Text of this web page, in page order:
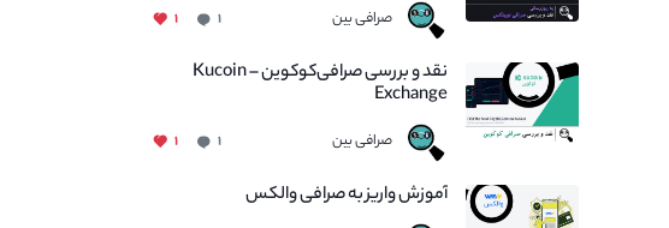
صرافی بین ۱ ۱
نقد و بررسی صرافی‌کوکوین – Kucoin
Exchange
صرافی بین ۱ ۱
آموزش واریز به صرافی والکس